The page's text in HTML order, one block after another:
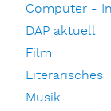
Computer -
DAP aktuell
Film
Literarisches
Musik